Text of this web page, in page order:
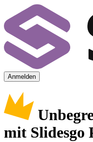
Anmelden
mit Slidesgo